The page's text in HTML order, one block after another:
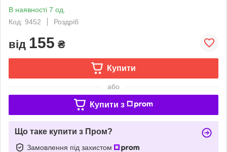
В наявності 7 од.
Код: 9452
Роздріб
від 155 ₴
Купити
або
Купити з
Що таке купити з Пром?
Замовлення під захистом